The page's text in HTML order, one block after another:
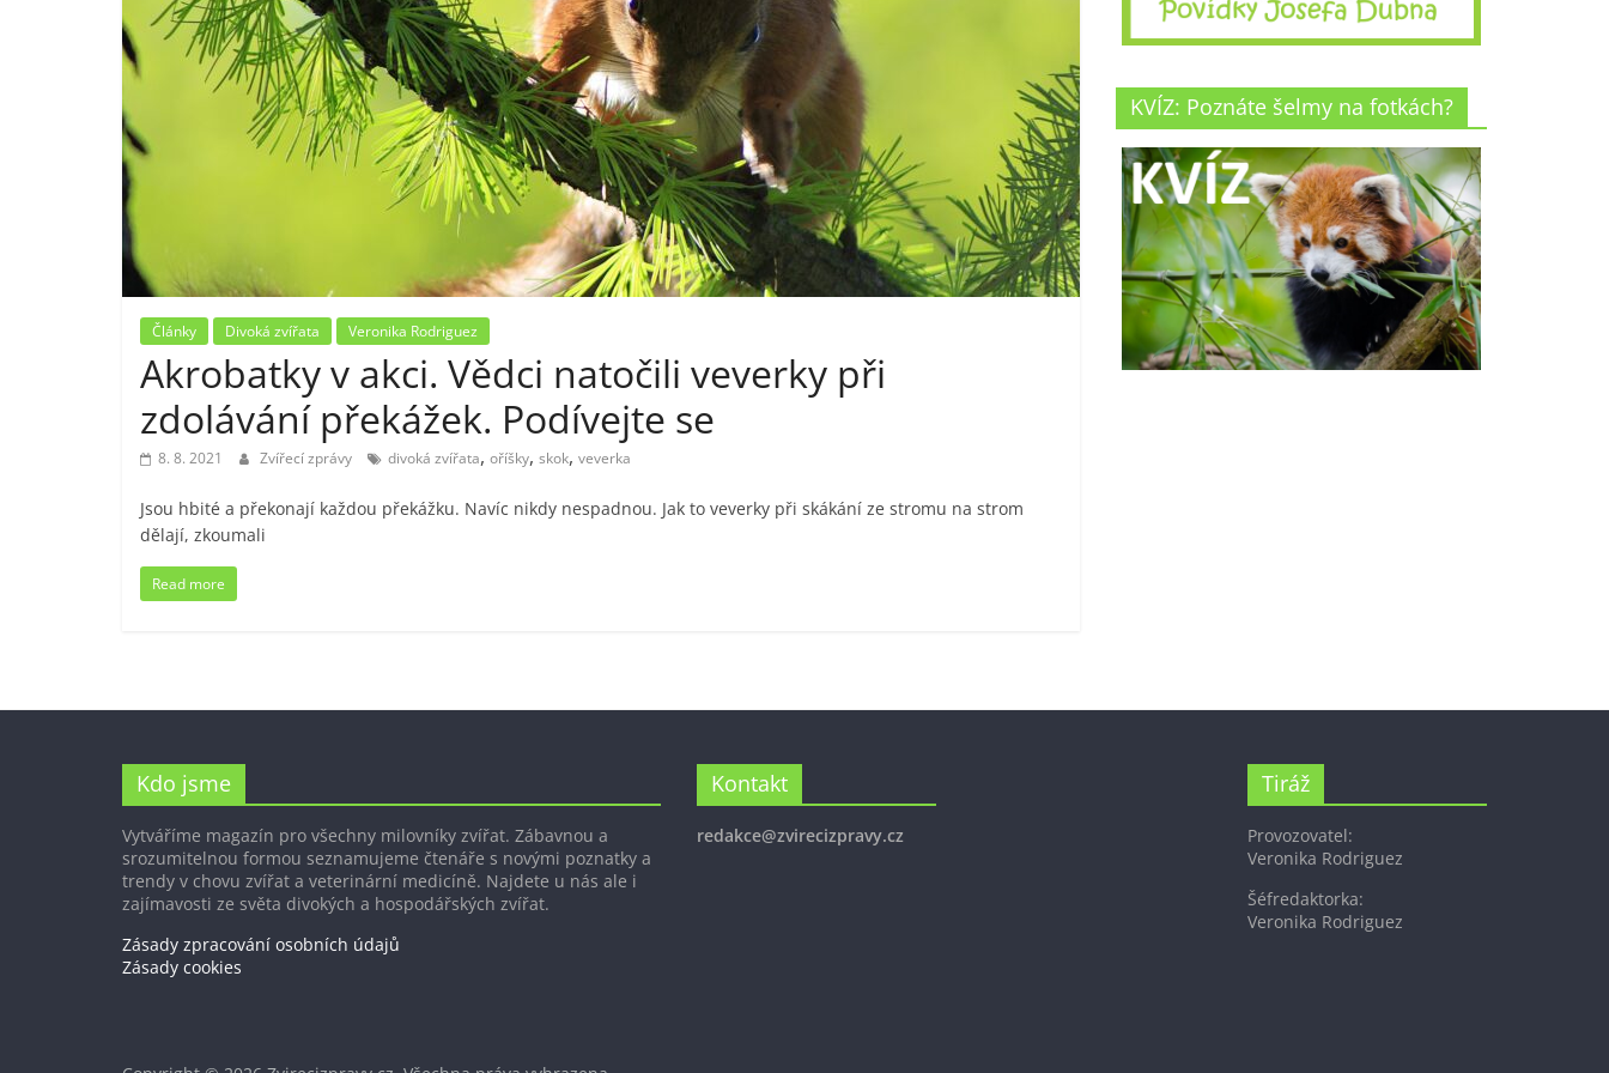
Články Divoká zvířata Veronika Rodriguez
Akrobatky v akci. Vědci natočili veverky při
zdolávání překážek. Podívejte se
8. 8. 2021 Zvířecí zprávy divoká zvířata, oříšky, skok, veverka
Jsou hbité a překonají každou překážku. Navíc nikdy nespadnou. Jak to veverky při skákání ze stromu na strom
dělají, zkoumali
Read more
KVÍZ: Poznáte šelmy na fotkách?
Kdo jsme
Vytváříme magazín pro všechny milovníky zvířat. Zábavnou a
srozumitelnou formou seznamujeme čtenáře s novými poznatky a
trendy v chovu zvířat a veterinární medicíně. Najdete u nás ale i
zajímavosti ze světa divokých a hospodářských zvířat.
Zásady zpracování osobních údajů
Zásady cookies
Kontakt
redakce@zvirecizpravy.cz
Tiráž
Provozovatel:
Veronika Rodriguez
Šéfredaktorka:
Veronika Rodriguez